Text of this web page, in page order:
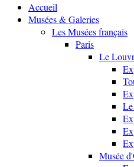
Accueil
Musées & Galeries
Les Musées français
Paris
Le
Musée